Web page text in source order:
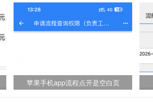
苹果手机app流程点开是空白页